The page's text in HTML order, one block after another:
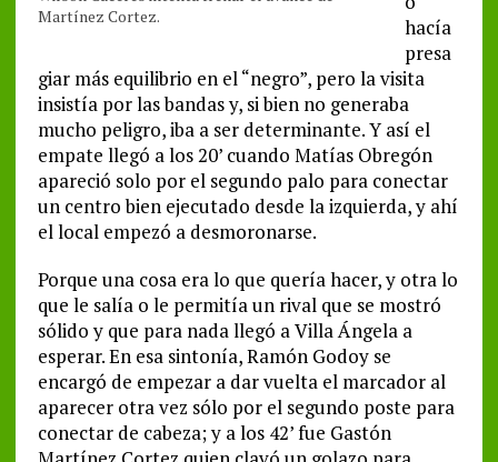
Martínez Cortez.
hacía
presa
giar más equilibrio en el “negro”, pero la visita
insistía por las bandas y, si bien no generaba
mucho peligro, iba a ser determinante. Y así el
empate llegó a los 20’ cuando Matías Obregón
apareció solo por el segundo palo para conectar
un centro bien ejecutado desde la izquierda, y ahí
el local empezó a desmoronarse.
Porque una cosa era lo que quería hacer, y otra lo
que le salía o le permitía un rival que se mostró
sólido y que para nada llegó a Villa Ángela a
esperar. En esa sintonía, Ramón Godoy se
encargó de empezar a dar vuelta el marcador al
aparecer otra vez sólo por el segundo poste para
conectar de cabeza; y a los 42’ fue Gastón